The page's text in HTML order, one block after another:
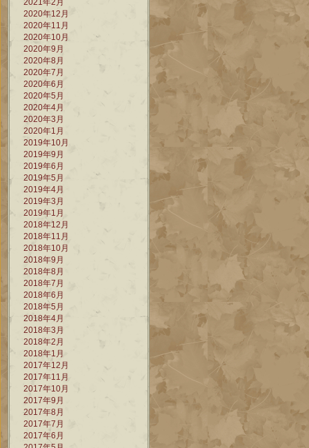
2021年2月
2020年12月
2020年11月
2020年10月
2020年9月
2020年8月
2020年7月
2020年6月
2020年5月
2020年4月
2020年3月
2020年1月
2019年10月
2019年9月
2019年6月
2019年5月
2019年4月
2019年3月
2019年1月
2018年12月
2018年11月
2018年10月
2018年9月
2018年8月
2018年7月
2018年6月
2018年5月
2018年4月
2018年3月
2018年2月
2018年1月
2017年12月
2017年11月
2017年10月
2017年9月
2017年8月
2017年7月
2017年6月